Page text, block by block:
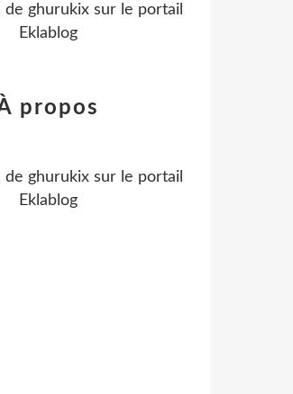
de ghurukixsur le portail
Eklablog
propos
de ghurukixsur le portail
Eklablog